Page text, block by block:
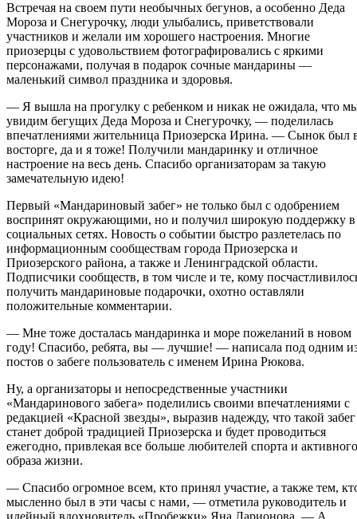
Встречая на своем пути необычных бегунов, а особенно Деда
Мороза и Снегурочку, люди улыбались, приветствовали
участников и желали им хорошего настроения. Многие
приозерцы с удовольствием фотографировались с яркими
персонажами, получая в подарок сочные мандарины —
маленький символ праздника и здоровья.
— Я вышла на прогулку с ребенком и никак не ожидала, что
увидим бегущих Деда Мороза и Снегурочку, — поделилась
впечатлениями жительница Приозерска Ирина. — Сынок был
восторге, да и я тоже! Получили мандаринку и отличное
настроение на весь день. Спасибо организаторам за такую
замечательную идею!
Первый «Мандариновый забег» не только был с одобрением
воспринят окружающими, но и получил широкую поддержку в
социальных сетях. Новость о событии быстро разлетелась по
информационным сообществам города Приозерска и
Приозерского района, а также и Ленинградской области.
Подписчики сообществ, в том числе и те, кому
получить мандариновые подарочки, охотно оставляли
положительные комментарии.
— Мне тоже досталась мандаринка и море пожеланий в новом
году! Спасибо, ребята, вы — лучшие! — написала под одним
постов о забеге пользователь с именем Ирина Рюкова.
Ну, а организаторы и непосредственные участники
«Мандаринового забега» поделились своими впечатлениями с
редакцией «Красной звезды», выразив надежду, что такой забег
станет доброй традицией Приозерска и будет проводиться
ежегодно, привлекая все больше любителей спорта и активного
образа жизни.
— Спасибо огромное всем, кто принял участие, а также тем,
мысленно был в эти часы с нами, — отметила руководитель и